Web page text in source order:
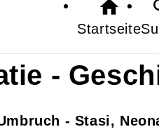
Startseite
-
- Stasi,